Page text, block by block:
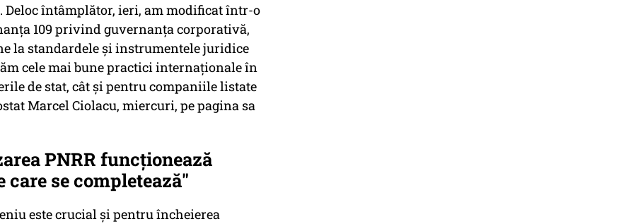
Deloc întâmplător, ieri, am modificat într-o
109 privind guvernanţa corporativă,
la standardele şi instrumentele juridice
cele mai bune practici internaţionale în
de stat, cât şi pentru companiile listate
Marcel Ciolacu, miercuri, pe pagina sa
PNRR funcţionează
se completează"
este crucial și pentru încheierea